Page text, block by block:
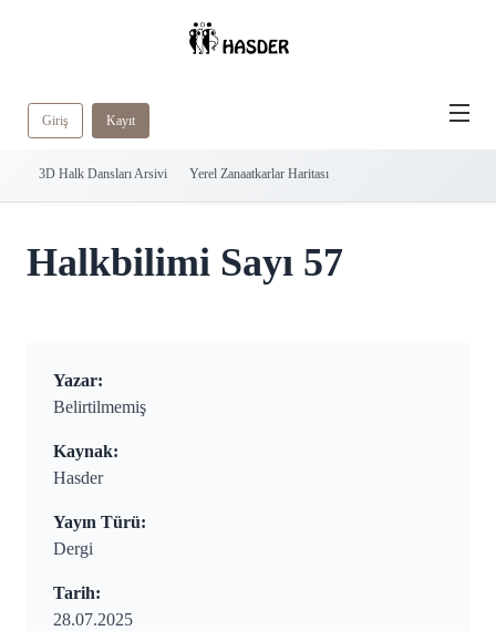
Giriş Kayıt
3D Halk Dansları Arsivi Yerel Zanaatkarlar Haritası
Halkbilimi Sayı 57
Yazar:
Belirtilmemiş
Kaynak:
Hasder
Yayın Türü:
Dergi
Tarih:
28.07.2025